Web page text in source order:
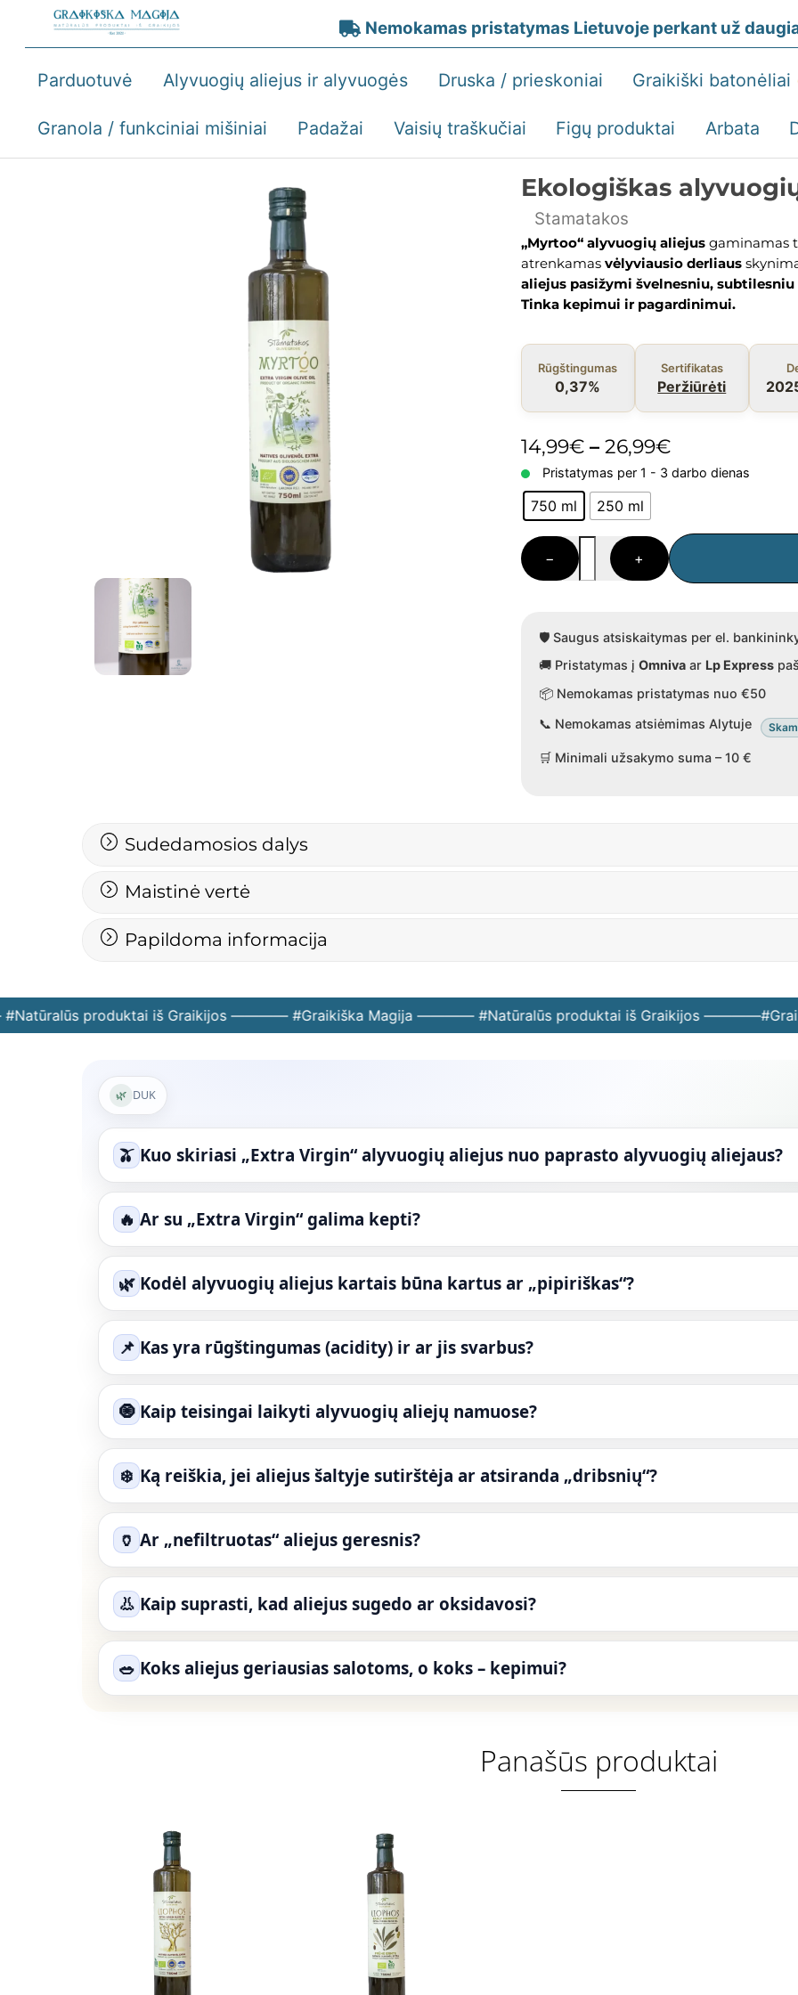
Nemokamas pristatymas Lietuvoje perkant už
Parduotuvė Alyvuogių aliejus ir alyvuogės Druska / prieskoniai Graikiški batonėliai
Granola / funkciniai mišiniai Padažai Vaisių traškučiai Figų produktai Arbata
Ekologiškas
Stamatakos
„Myrtoo“ alyvuogių aliejusgaminamas
atrenkamas vėlyviausio derliaus
aliejus pasižymi švelnesniu,
Tinka kepimui ir pagardinimui.
Rūgštingumas
0,37%
Sertifikatas
Peržiūrėti
14,99€ – 26,99€Price
range:
through
26,99€
Pristatymas per 1 - 3 darbo dienas
750 ml 250 ml
−
produkto
kiekis:
aliejus
„Myrtoo“
+
🛡️ Saugus atsiskaitymas per el.
🚚 Pristatymas į Omnivaar Lp Express
📦 Nemokamas pristatymas nuo €50
📞 Nemokamas atsiėmimas Alytuje
🛒 Minimali užsakymo suma – 10 €
Sudedamosios dalys
Maistinė vertė
Papildoma informacija
produktai iš Graikijos ———— #Graikiška Magija ———— #Natūralūs produktai iš Graikijos ————
🌿 DUK
🫒 Kuo skiriasi „Extra Virgin“ alyvuogių aliejus nuo paprasto alyvuogių aliejaus?
🔥 Ar su „Extra Virgin“ galima kepti?
🌿 Kodėl alyvuogių aliejus kartais būna kartus ar „pipiriškas“?
📌 Kas yra rūgštingumas (acidity) ir ar jis svarbus?
🧿 Kaip teisingai laikyti alyvuogių aliejų namuose?
❄️ Ką reiškia, jei aliejus šaltyje sutirštėja ar atsiranda „dribsnių“?
🏺 Ar „nefiltruotas“ aliejus geresnis?
👃 Kaip suprasti, kad aliejus sugedo ar oksidavosi?
🥗 Koks aliejus geriausias salotoms, o koks – kepimui?
Panašūs produktai